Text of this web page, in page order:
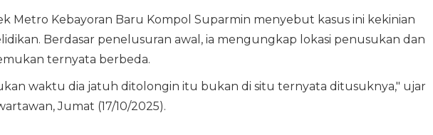
Metro Kebayoran Baru Kompol Suparmin menyebut kasus ini kekinian
Berdasar penelusuran awal, ia mengungkap lokasi penusukan dan
ternyata berbeda.
waktu dia jatuh ditolongin itu bukan di situ ternyata ditusuknya," ujar
Jumat (17/10/2025).